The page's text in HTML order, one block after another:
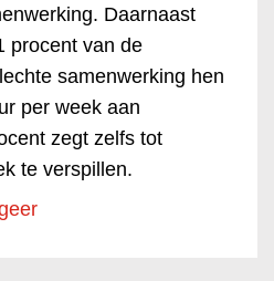
Daarnaast
procent van de
samenwerking hen
per week aan
zegt zelfs tot
te verspillen.